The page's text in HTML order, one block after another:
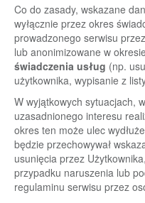
Co do zasady, wskazane
wyłącznie przez okres
prowadzonego serwisu
lub anonimizowane w
świadczenia usług (np.
użytkownika, wypisanie z
W wyjątkowych sytuacjach,
uzasadnionego interesu
okres ten może ulec
będzie przechowywał
usunięcia przez
przypadku naruszenia lub
regulaminu serwisu przez